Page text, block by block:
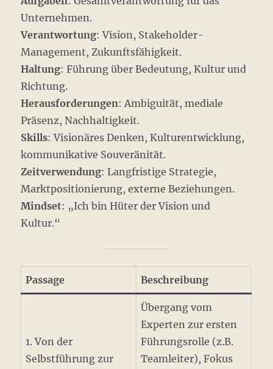
Unternehmen.
Verantwortung: Vision, Stakeholder-
Management, Zukunftsfähigkeit.
Haltung: Führung über Bedeutung, Kultur und
Richtung.
Herausforderungen: Ambiguität, mediale
Präsenz, Nachhaltigkeit.
Skills: Visionäres Denken, Kulturentwicklung,
kommunikative Souveränität.
Zeitverwendung: Langfristige Strategie,
Marktpositionierung, externe Beziehungen.
Mindset: „Ich bin Hüter der Vision und
Kultur.“
Passage Beschreibung
1. Von der
Selbstführung zur
Übergang vom
Experten zur ersten
Führungsrolle (z.B.
Teamleiter), Fokus